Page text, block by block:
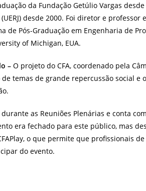
da Fundação Getúlio Vargas
desde 2000. Foi diretor e
de Pós-Graduação em Engenharia de
of Michigan, EUA.
– O projeto do CFA, coordenado pela
temas de grande repercussão social
as Reuniões Plenárias e conta
era fechado para este público, mas
o que permite que profissionais
do evento.